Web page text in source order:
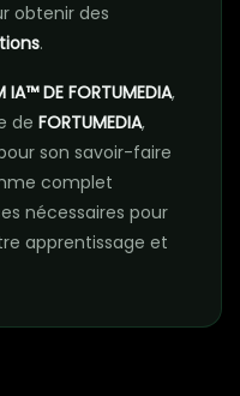
obtenir des
.
IA™ DE FORTUMEDIA,
de FORTUMEDIA,
son savoir-faire
complet
nécessaires pour
apprentissage et